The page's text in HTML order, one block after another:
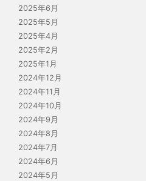
2025年6月
2025年5月
2025年4月
2025年2月
2025年1月
2024年12月
2024年11月
2024年10月
2024年9月
2024年8月
2024年7月
2024年6月
2024年5月